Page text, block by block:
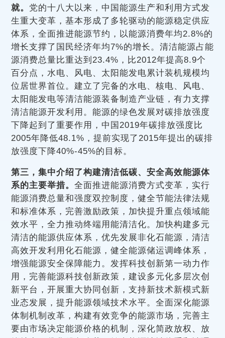
就。 党的十八大以来，中国能源生产和利用方式发
生重大变革，基本形成了多轮驱动的能源稳定供应
体系，全面推进能源节约，以能源消费年均2.8%的
增长支撑了国民经济年均7%的增长。清洁能源占能
源消费总量比重达到23.4%，比2012年提高8.9个
百分点，水电、风电、太阳能发电累计装机规模均
位居世界首位。建立了完备的水电、核电、风电、
太阳能发电等清洁能源装备制造产业链，有力支撑
清洁能源开发利用。能源的绿色发展对碳排放强度
下降起到了重要作用，中国2019年碳排放强度比
2005年降低48.1%，提前实现了2015年提出的碳排
放强度下降40%-45%的目标。
第三，集中介绍了构建清洁低碳、安全高效能源体
系的主要举措。 全面推进能源消费方式变革，实行
能源消费总量和强度双控制度，健全节能法律法规
和标准体系，完善激励政策，加快提升重点领域能
效水平，全力推动终端用能清洁化。加快构建多元
清洁的能源供应体系，优先发展非化石能源，清洁
高效开发利用化石能源，健全能源储运调峰体系，
增强能源安全保障能力。发挥科技创新第一动力作
用，完善能源科技创新政策，建设多元化多层次创
新平台，开展重大协同创新，支持新技术新模式新
业态发展，提升能源领域技术水平。全面深化能源
体制机制改革，构建有效竞争的能源市场，完善主
要由市场决定能源价格的机制，深化简政放权、放